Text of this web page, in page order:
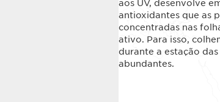
aos UV, desenvolve
antioxidantes que as
concentradas nas
ativo. Para isso,
durante a estação
abundantes.